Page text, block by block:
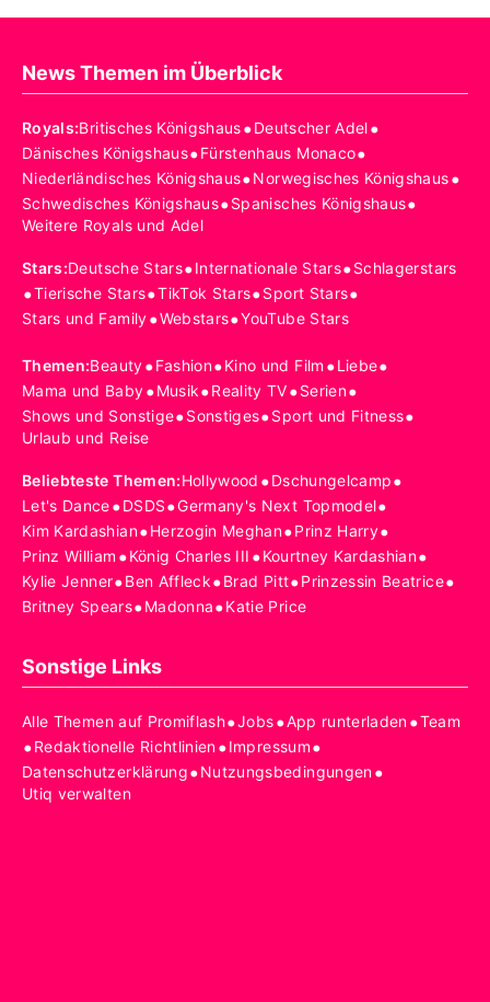
News Themen im Überblick
Royals:Britisches Königshaus•Deutscher Adel•
Dänisches Königshaus•Fürstenhaus Monaco•
Niederländisches Königshaus•Norwegisches Königshaus•
Schwedisches Königshaus•Spanisches Königshaus•
Weitere Royals und Adel
Stars:Deutsche Stars•Internationale Stars•Schlagerstars
•Tierische Stars•TikTok Stars•Sport Stars•
Stars und Family•Webstars•YouTube Stars
Themen:Beauty•Fashion•Kino und Film •Liebe•
Mama und Baby•Musik•Reality TV•Serien•
Shows und Sonstige•Sonstiges•Sport und Fitness•
Urlaub und Reise
Beliebteste Themen:Hollywood •Dschungelcamp•
Let's Dance•DSDS•Germany's Next Topmodel•
Kim Kardashian•Herzogin Meghan•Prinz Harry•
Prinz William •König Charles III •Kourtney Kardashian•
Kylie Jenner•Ben Affleck•Brad Pitt•Prinzessin Beatrice•
Britney Spears•Madonna•Katie Price
Sonstige Links
Alle Themen auf Promiflash•Jobs•App runterladen•Team
•Redaktionelle Richtlinien•Impressum•
Datenschutzerklärung•Nutzungsbedingungen•
Utiq verwalten